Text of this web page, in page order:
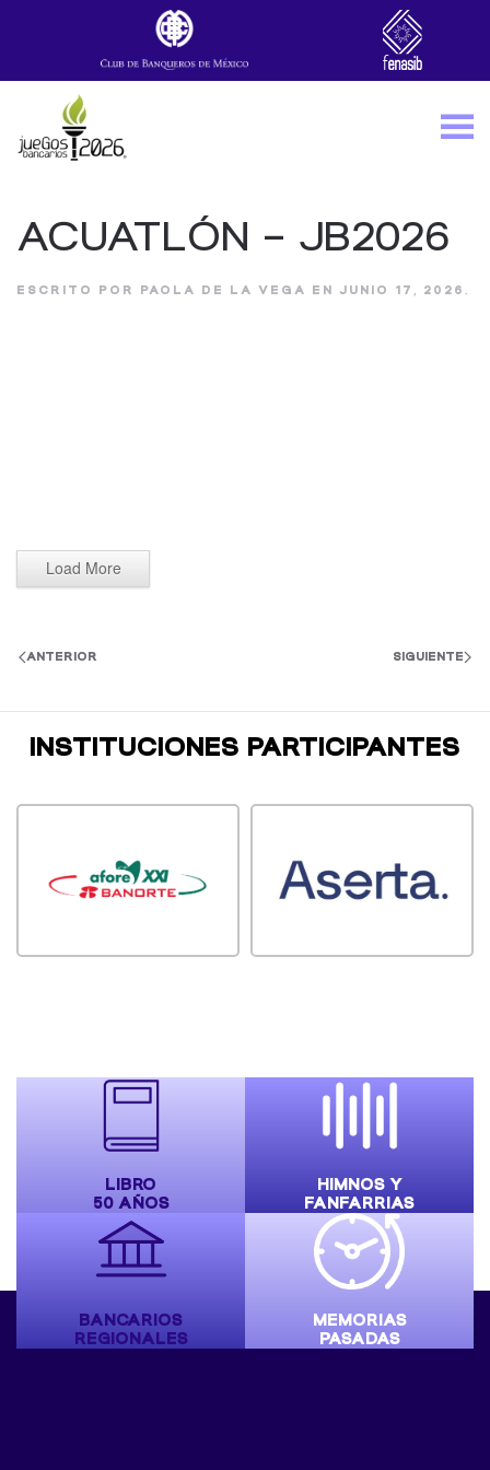
Skip to main content
ACUATLÓN – JB2026
ESCRITO POR PAOLA DE LA VEGA EN JUNIO 17, 2026 .
Load More
ANTERIOR SIGUIENTE
INSTITUCIONES PARTICIPANTES
LIBRO
50 AÑOS
HIMNOS Y
FANFARRIAS
BANCARIOS
REGIONALES
MEMORIAS
PASADAS